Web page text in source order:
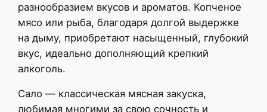
разнообразием вкусов и ароматов. Копченое
мясо или рыба, благодаря долгой выдержке
на дыму, приобретают насыщенный, глубокий
вкус, идеально дополняющий крепкий
алкоголь.
Сало — классическая мясная закуска,
любимая многими за свою сочность и